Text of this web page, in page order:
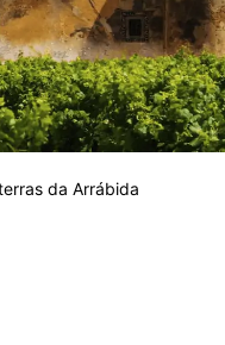
da Arrábida